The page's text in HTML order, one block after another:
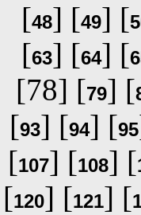
[48] [49] [
[63] [64] [
[78] [79] [
[93] [94] [95
[107] [108] [
[120] [121] [